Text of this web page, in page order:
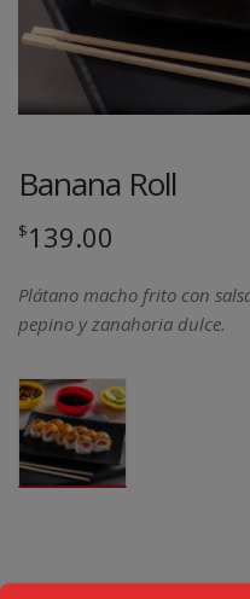
Banana Roll
$139.00
Plátano macho frito con
pepino y zanahoria dulce.